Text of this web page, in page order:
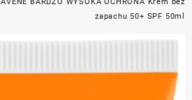
zapachu 50+ SPF 50ml